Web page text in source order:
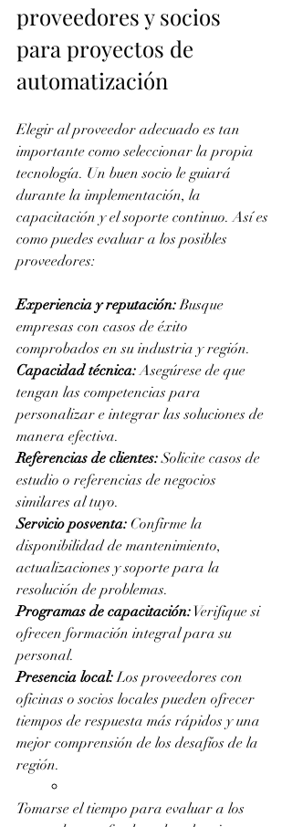
proveedores y socios
para proyectos de
automatización
Elegir al proveedor adecuado es tan
importante como seleccionar la propia
tecnología. Un buen socio le guiará
durante la implementación, la
capacitación y el soporte continuo. Así es
como puedes evaluar a los posibles
proveedores:
Experiencia y reputación: Busque
empresas con casos de éxito
comprobados en su industria y región.
Capacidad técnica: Asegúrese de que
tengan las competencias para
personalizar e integrar las soluciones de
manera efectiva.
Referencias de clientes: Solicite casos de
estudio o referencias de negocios
similares al tuyo.
Servicio posventa: Confirme la
disponibilidad de mantenimiento,
actualizaciones y soporte para la
resolución de problemas.
Programas de capacitación: Verifique si
ofrecen formación integral para su
personal.
Presencia local: Los proveedores con
oficinas o socios locales pueden ofrecer
tiempos de respuesta más rápidos y una
mejor comprensión de los desafíos de la
región.
Tomarse el tiempo para evaluar a los